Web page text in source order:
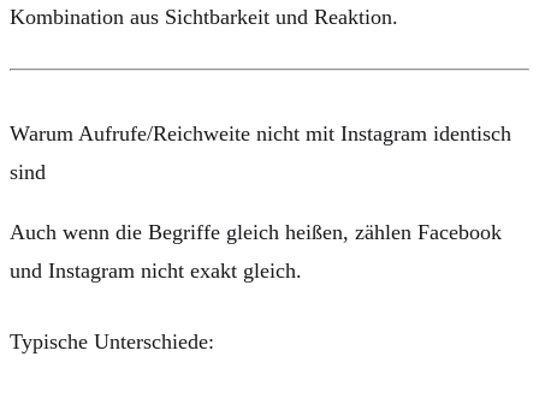
Kombination aus Sichtbarkeit und Reaktion.
Warum Aufrufe/Reichweite nicht mit Instagram identisch
sind
Auch wenn die Begriffe gleich heißen, zählen Facebook
und Instagram nicht exakt gleich.
Typische Unterschiede: